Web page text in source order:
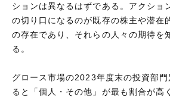
ションは異なるはずである。アクショ
の切り口になるのが既存の株主や潜在
の存在であり、それらの人々の期待を
る。
グロース市場の2023年度末の投資部
ると「個人・その他」が最も割合が高